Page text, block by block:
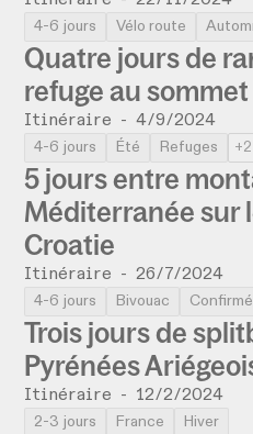
4-6 jours Vélo route
Quatre jours de
refuge au
Itinéraire -4/9/2024
4-6 jours Été Refuges +2
5 jours entre
Méditerranée sur
Croatie
Itinéraire -26/7/2024
4-6 jours Bivouac Confirmé
Trois jours de
Pyrénées
Itinéraire - 12/2/2024
2-3 jours France Hiver